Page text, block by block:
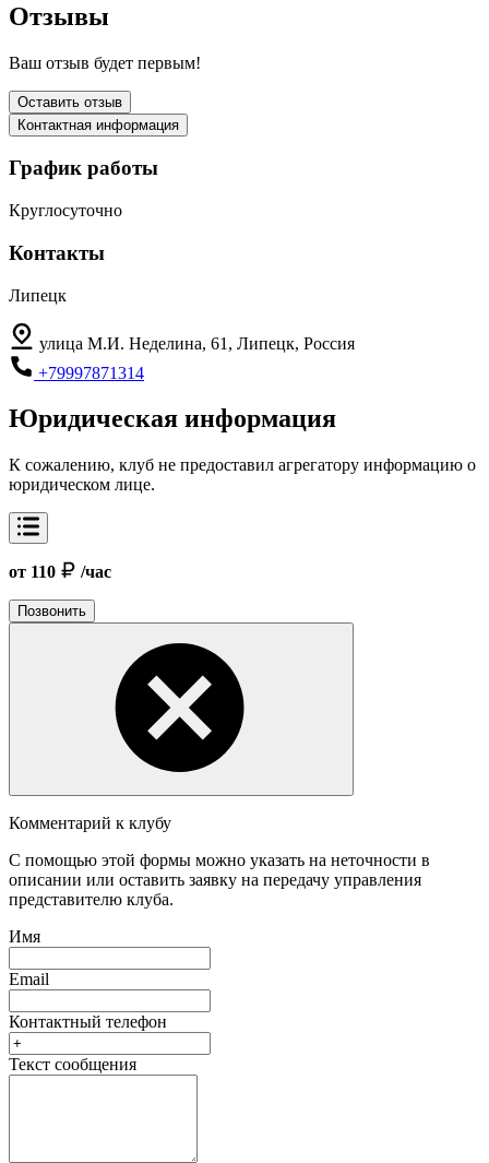
Отзывы
Ваш отзыв будет первым!
Оставить отзыв
Контактная информация
График работы
Круглосуточно
Контакты
Липецк
улица М.И. Неделина, 61, Липецк, Россия
+79997871314
Юридическая информация
К сожалению, клуб не предоставил агрегатору информацию о
юридическом лице.
от 110 /час
Позвонить
Комментарий к клубу
С помощью этой формы можно указать на неточности в
описании или оставить заявку на передачу управления
представителю клуба.
Имя
Email
Контактный телефон
Текст сообщения